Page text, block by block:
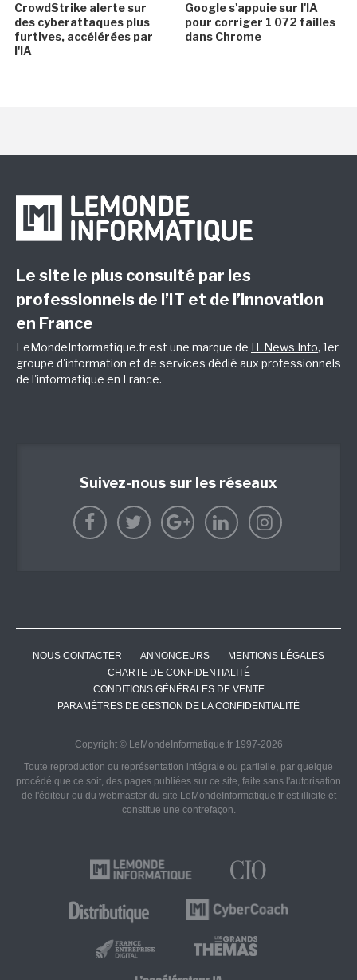
CrowdStrike alerte sur
des cyberattaques plus
furtives, accélérées par
l'IA
Google s'appuie sur l'IA
pour corriger 1 072 failles
dans Chrome
Le site le plus consulté par les
professionnels de l’IT et de l’innovation
en France
LeMondeInformatique.fr est une marque de IT News Info, 1er
groupe d'information et de services dédié aux professionnels
de l'informatique en France.
Suivez-nous sur les réseaux
NOUS CONTACTER ANNONCEURS
MENTIONS LÉGALES
CHARTE DE CONFIDENTIALITÉ
CONDITIONS GÉNÉRALES DE VENTE
PARAMÈTRES DE GESTION DE LA CONFIDENTIALITÉ
Copyright © LeMondeInformatique.fr 1997-2026
Toute reproduction ou représentation intégrale ou partielle, par quelque
procédé que ce soit, des pages publiées sur ce site, faite sans l'autorisation
de l'éditeur ou du webmaster du site LeMondeInformatique.fr est illicite et
constitue une contrefaçon.